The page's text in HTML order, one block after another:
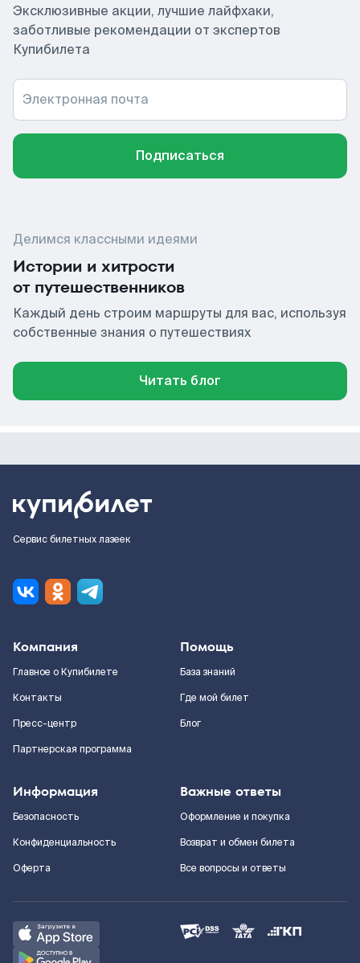
Эксклюзивные акции, лучшие лайфхаки,
заботливые рекомендации от экспертов
Купибилета
Электронная почта
Подписаться
Делимся классными идеями
Истории и хитрости
от путешественников
Каждый день строим маршруты для вас, используя
собственные знания о путешествиях
Читать блог
Сервис билетных лазеек
Компания
Главное о Купибилете
Контакты
Пресс-центр
Партнерская программа
Помощь
База знаний
Где мой билет
Блог
Информация
Безопасность
Конфиденциальность
Оферта
Важные ответы
Оформление и покупка
Возврат и обмен билета
Все вопросы и ответы